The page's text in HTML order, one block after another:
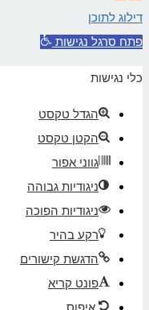
העמוד
דילוג לתוכן
פתח סרגל נגישות
כלי נגישות
הגדל טקסט
הקטן טקסט
גווני אפור
ניגודיות גבוהה
ניגודיות הפוכה
רקע בהיר
הדגשת קישורים
פונט קריא